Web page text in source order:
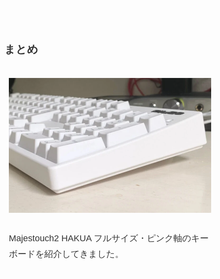
まとめ
Majestouch2 HAKUA フルサイズ・ピンク軸のキー
ボードを紹介してきました。